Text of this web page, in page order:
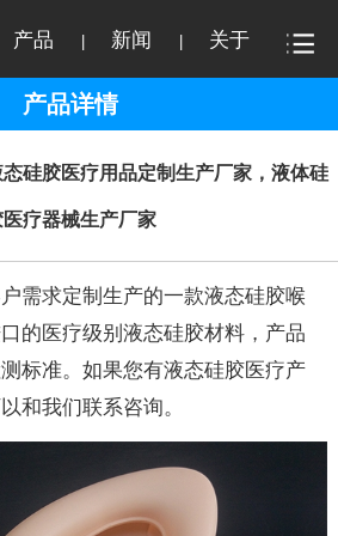
产品 新闻 关于
产品详情
硅胶医疗用品定制生产厂家，液体硅
医疗器械生产厂家
需求定制生产的一款液态硅胶喉
的医疗级别液态硅胶材料，产品
标准。如果您有液态硅胶医疗产
和我们联系咨询。